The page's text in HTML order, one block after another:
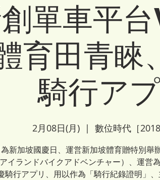
單車平
育田青睞
騎行ア
2月08日(月)
  |
數位時代［
新加坡國慶日、運営新加坡體育贈特別舉
イランドバイクアドベンチャー）、運営
騎行アプリ、用以作為「騎行紀錄證明」